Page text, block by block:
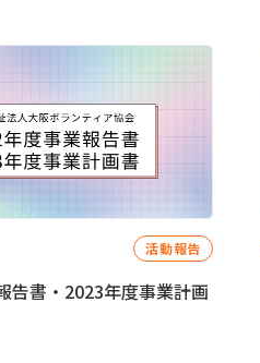
活動報告
告書・2023年度事業計画